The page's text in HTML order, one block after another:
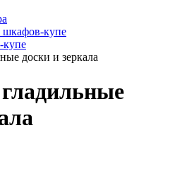
купе
доски и зеркала